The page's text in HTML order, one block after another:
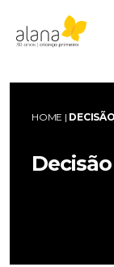
HOME |